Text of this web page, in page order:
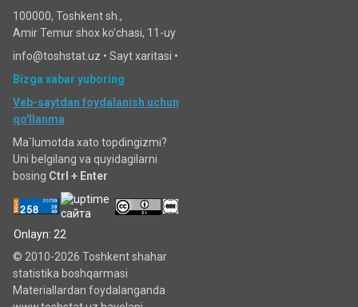
100000, Toshkent sh.,
Amir Temur shox ko'chasi, 11-uy
info@toshstat.uz • Sayt xaritasi •
Bizga xabar yuboring
Veb-saytdan foydalanish uchun
qo'llanma
Ma`lumotda xato topdingizmi?
Uni belgilang va quyidagilarni
bosing Ctrl + Enter
Onlayn: 22
© 2010-2026 Toshkent shahar
statistika boshqarmasi
Materiallardan foydalanganda